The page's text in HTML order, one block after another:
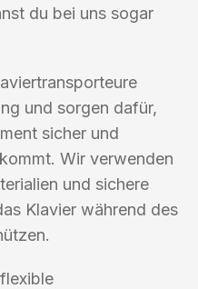
du bei uns sogar
und sorgen dafür,
sicher und
Wir verwenden
und sichere
Klavier während des